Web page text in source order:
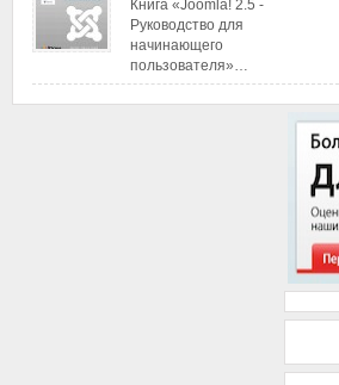
Книга «Joomla! 2.5 -
Руководство для
начинающего
пользователя»…